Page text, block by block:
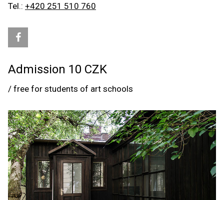
Tel.: +420 251 510 760
Admission 10 CZK
/ free for students of art schools